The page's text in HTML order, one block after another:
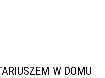
W DOMU